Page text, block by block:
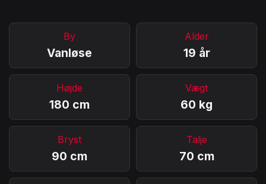
By
Vanløse
Alder
19 år
Højde
180 cm
Vægt
60 kg
Bryst
90 cm
Talje
70 cm